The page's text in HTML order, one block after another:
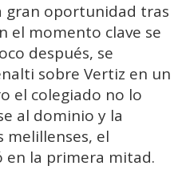
gran oportunidad tras
el momento clave se
después, se
sobre Vertiz en un
el colegiado no lo
al dominio y la
melillenses, el
en la primera mitad.